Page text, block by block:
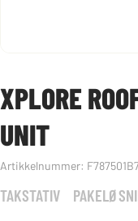
XPLORE
UNIT
Artikkelnummer:
TAKSTATIV